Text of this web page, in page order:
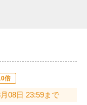
倍
08日 23:59まで